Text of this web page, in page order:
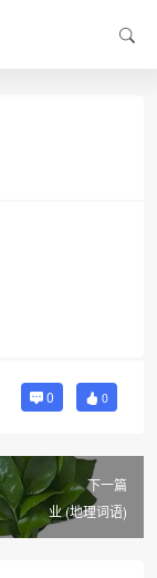
0 0
下一篇
业 (地理词语)